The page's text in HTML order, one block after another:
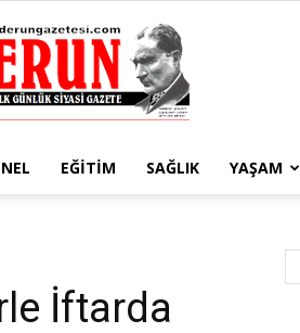
EĞITIM SAĞLIK YAŞAM
İftarda